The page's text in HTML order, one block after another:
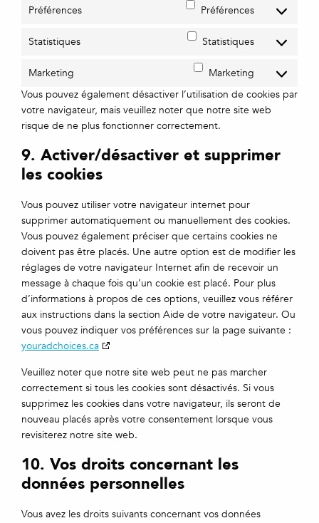
Préférences Préférences
Statistiques Statistiques
Marketing
Marketing
Vous pouvez également désactiver l’utilisation de cookies par
votre navigateur, mais veuillez noter que notre site web
risque de ne plus fonctionner correctement.
9. Activer/désactiver et supprimer
les cookies
Vous pouvez utiliser votre navigateur internet pour
supprimer automatiquement ou manuellement des cookies.
Vous pouvez également préciser que certains cookies ne
doivent pas être placés. Une autre option est de modifier les
réglages de votre navigateur Internet afin de recevoir un
message à chaque fois qu’un cookie est placé. Pour plus
d’informations à propos de ces options, veuillez vous référer
aux instructions dans la section Aide de votre navigateur. Ou
vous pouvez indiquer vos préférences sur la page suivante :
youradchoices.ca
Veuillez noter que notre site web peut ne pas marcher
correctement si tous les cookies sont désactivés. Si vous
supprimez les cookies dans votre navigateur, ils seront de
nouveau placés après votre consentement lorsque vous
revisiterez notre site web.
10. Vos droits concernant les
données personnelles
Vous avez les droits suivants concernant vos données